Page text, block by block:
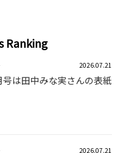
Ranking
2026.07.21
号は田中みな実さんの表紙
2026.07.21